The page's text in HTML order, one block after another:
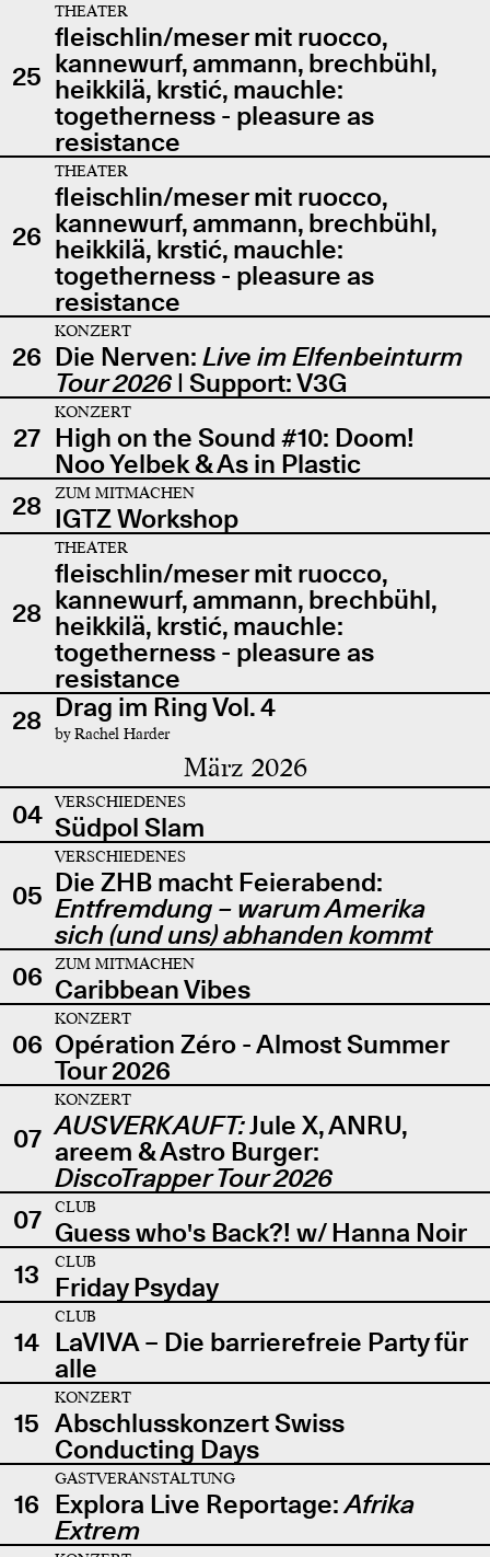
25
THEATER
fleischlin/meser mit ruocco,
kannewurf, ammann, brechbühl,
heikkilä, krstić, mauchle:
togetherness - pleasure as
resistance
26
THEATER
fleischlin/meser mit ruocco,
kannewurf, ammann, brechbühl,
heikkilä, krstić, mauchle:
togetherness - pleasure as
resistance
26
KONZERT
Die Nerven: Live im Elfenbeinturm
Tour 2026| Support: V3G
27
KONZERT
High on the Sound #10: Doom!
Noo Yelbek & As in Plastic
28
ZUM MITMACHEN
IGTZ Workshop
28
THEATER
fleischlin/meser mit ruocco,
kannewurf, ammann, brechbühl,
heikkilä, krstić, mauchle:
togetherness - pleasure as
resistance
28 Drag im Ring Vol. 4
by Rachel Harder
März 2026
04 VERSCHIEDENES
Südpol Slam
05
VERSCHIEDENES
Die ZHB macht Feierabend:
Entfremdung – warum Amerika
sich (und uns) abhanden kommt
06
ZUM MITMACHEN
Caribbean Vibes
06
KONZERT
Opération Zéro - Almost Summer
Tour 2026
07
KONZERT
AUSVERKAUFT:Jule X, ANRU,
areem & Astro Burger:
DiscoTrapper Tour 2026
07
CLUB
Guess who's Back?! w/ Hanna Noir
13
CLUB
Friday Psyday
14
CLUB
LaVIVA – Die barrierefreie Party für
alle
15
KONZERT
Abschlusskonzert Swiss
Conducting Days
16
GASTVERANSTALTUNG
Explora Live Reportage:Afrika
Extrem